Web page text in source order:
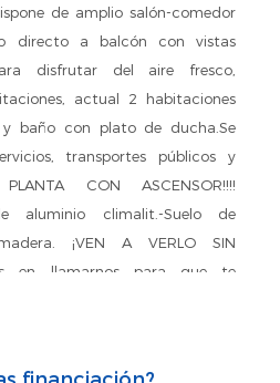
de amplio salón-comedor
directo a balcón con vistas
disfrutar del aire fresco,
actual 2 habitaciones
y baño con plato de ducha.Se
transportes públicos y
PLANTA CON ASCENSOR!!!!
aluminio climalit.-Suelo de
¡VEN A VERLO SIN
en llamarnos para que te
financiación?